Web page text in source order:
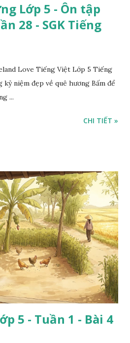
Lớp 5 - Ôn tập
28 - SGK Tiếng
Love Tiếng Việt Lớp 5 Tiếng
niệm đẹp về quê hương Bấm để
...
CHI TIẾT »
5 - Tuần 1 - Bài 4